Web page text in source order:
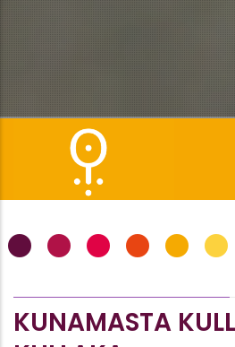
••••••
KUNAMASTA